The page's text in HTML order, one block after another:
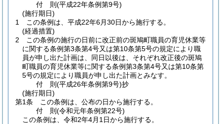
付 則(平成22年条例第9号)
(施行期日)
1
この条例は、平成22年6月30日から施行する。
(経過措置)
2
この条例の施行の日前に改正前の斑鳩町職員の育児休業等
に関する条例第3条第4号又は第10条第5号の規定により職
員が申し出た計画は、同日以後は、それぞれ改正後の斑鳩
町職員の育児休業等に関する条例第3条第4号又は第10条第
5号の規定により職員が申し出た計画とみなす。
付 則(平成26年条例第9号)抄
(施行期日)
第1条
この条例は、公布の日から施行する。
付 則(令和元年条例第22号)
この条例は、令和2年4月1日から施行する。